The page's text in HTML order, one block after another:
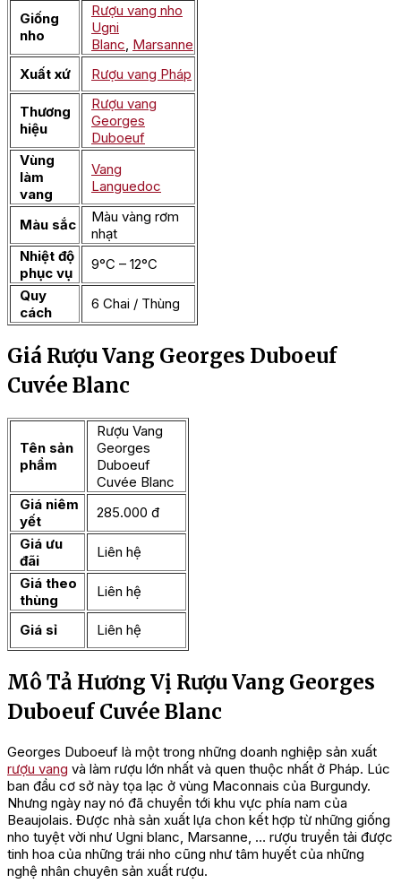
Giống
nho
Rượu vang nho
Ugni
Blanc Marsanne
Xuất xứ
Rượu vang Pháp
Thương
hiệu
Rượu vang
Georges
Duboeuf
Vùng
làm
vang
Vang
Languedoc
Màu sắc
Màu vàng rơm
nhạt
Nhiệt độ
phục vụ
9°C – 12°C
Quy
cách
6 Chai / Thùng
Giá Rượu Vang Georges Duboeuf
Cuvée Blanc
Tên sản
phẩm
Rượu Vang
Georges
Duboeuf
Cuvée Blanc
Giá niêm
yết
285.000 đ
Giá ưu
đãi
Liên hệ
Giá theo
thùng
Liên hệ
Giá sỉ Liên hệ
Mô Tả Hương Vị Rượu Vang Georges
Duboeuf Cuvée Blanc
Georges Duboeuf là một trong những doanh nghiệp sản xuất
rượu vang và làm rượu lớn nhất và quen thuộc nhất ở Pháp. Lúc
ban đầu cơ sở này tọa lạc ở vùng Maconnais của Burgundy.
Nhưng ngày nay nó đã chuyển tới khu vực phía nam của
Beaujolais. Được nhà sản xuất lựa chon kết hợp từ những giống
nho tuyệt vời như Ugni blanc, Marsanne, … rượu truyền tải được
tinh hoa của những trái nho cũng như tâm huyết của những
nghệ nhân chuyên sản xuất rượu.